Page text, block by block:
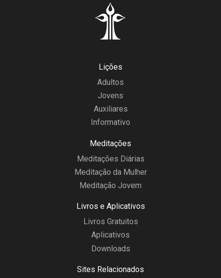
Lições
Adultos
Jovens
Auxiliares
Informativo
Meditações
Meditações Diárias
Meditação da Mulher
Meditação Jovem
Livros e Aplicativos
Livros Gratuitos
Aplicativos
Downloads
Sites Relacionados